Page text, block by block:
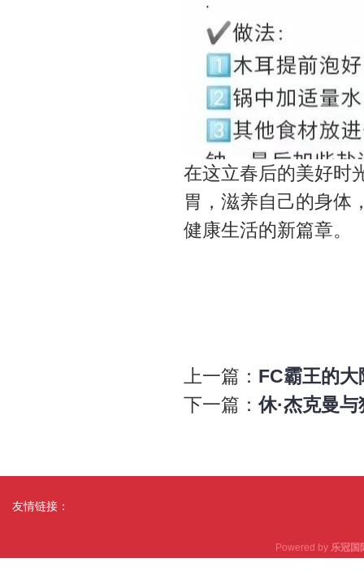
在这立春后的美好时
胃，滋养自己的身体
健康生活的新篇章。
上一篇： FC霸王的
下一篇：休·杰克曼
友情链接：
Powered by 乐冠国